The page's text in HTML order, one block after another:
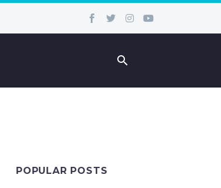
POPULAR POSTS